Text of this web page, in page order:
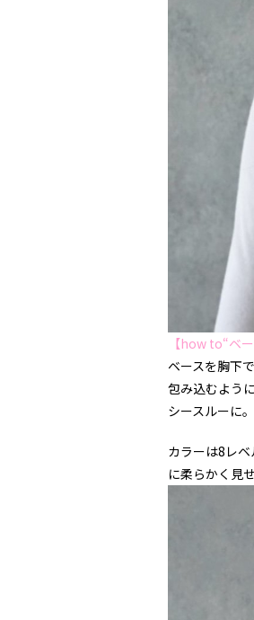
【how to“ベ
ベースを胸下
包み込むよう
シースルーに。
カラーは8 レ
に柔らかく見